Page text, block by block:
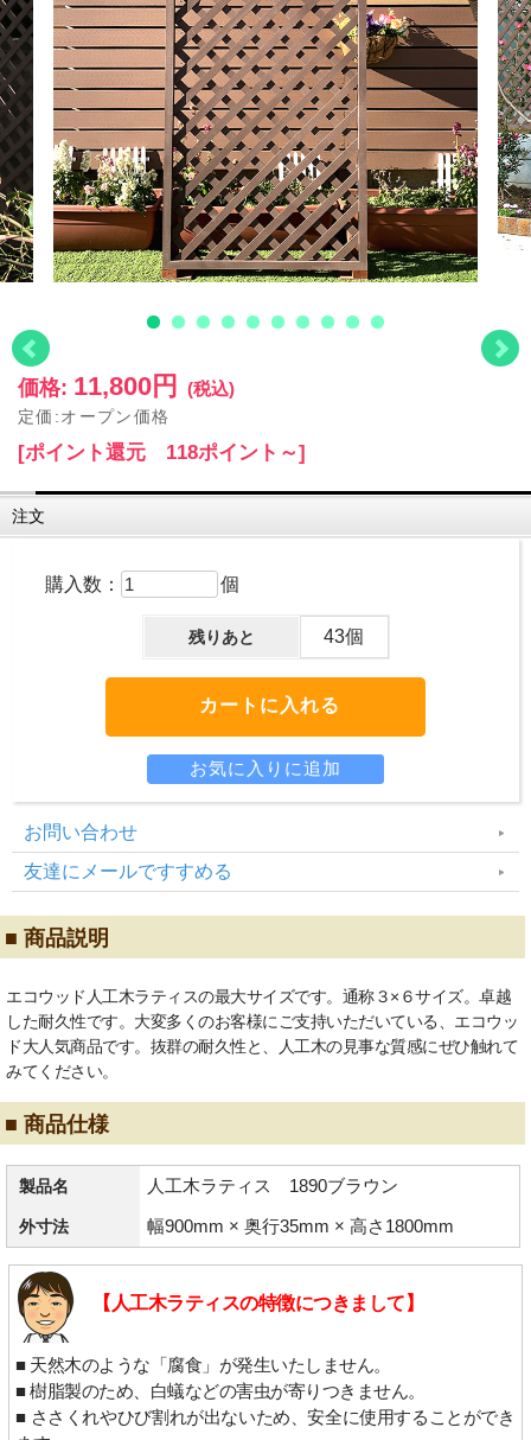
価格: 11,800円 (税込)
定価:オープン価格
[ポイント還元 118ポイント～]
注文
購入数： 個
残りあと 43個
お問い合わせ
友達にメールですすめる
■ 商品説明
エコウッド人工木ラティスの最大サイズです。通称３×６サイズ。卓越
した耐久性です。大変多くのお客様にご支持いただいている、エコウッ
ド大人気商品です。抜群の耐久性と、人工木の見事な質感にぜひ触れて
みてください。
■ 商品仕様
製品名 人工木ラティス 1890ブラウン
外寸法 幅900mm × 奥行35mm × 高さ1800mm
【人工木ラティスの特徴につきまして】
■ 天然木のような「腐食」が発生いたしません。
■ 樹脂製のため、白蟻などの害虫が寄りつきません。
■ ささくれやひび割れが出ないため、安全に使用することができ